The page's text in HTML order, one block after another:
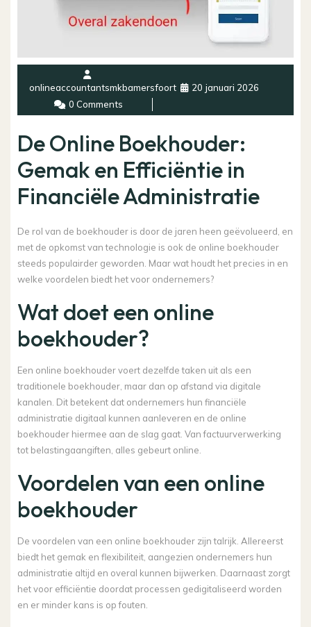
onlineaccountantsmkbamersfoort
20 januari 2026
0 Comments
De Online Boekhouder:
Gemak en Efficiëntie in
Financiële Administratie
De rol van de boekhouder is door de jaren heen geëvolueerd, en
met de opkomst van technologie is ook de online boekhouder
steeds populairder geworden. Maar wat houdt het precies in en
welke voordelen biedt het voor ondernemers?
Wat doet een online
boekhouder?
Een online boekhouder voert dezelfde taken uit als een
traditionele boekhouder, maar dan op afstand via digitale
kanalen. Dit betekent dat ondernemers hun financiële
administratie digitaal kunnen aanleveren en de online
boekhouder hiermee aan de slag gaat. Van factuurverwerking
tot belastingaangiften, alles gebeurt online.
Voordelen van een online
boekhouder
De voordelen van een online boekhouder zijn talrijk. Allereerst
biedt het gemak en flexibiliteit, aangezien ondernemers hun
administratie altijd en overal kunnen bijwerken. Daarnaast zorgt
het voor efficiëntie doordat processen gedigitaliseerd worden
en er minder kans is op fouten.